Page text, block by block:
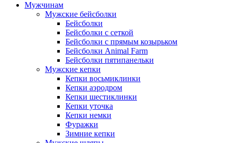
Мужчинам
Мужские бейсболки
Бейсболки
Бейсболки с сеткой
Бейсболки с прямым козырьком
Бейсболки Animal Farm
Бейсболки пятипанельки
Мужские кепки
Кепки восьмиклинки
Кепки аэродром
Кепки шестиклинки
Кепки уточка
Кепки немки
Фуражки
Зимние кепки